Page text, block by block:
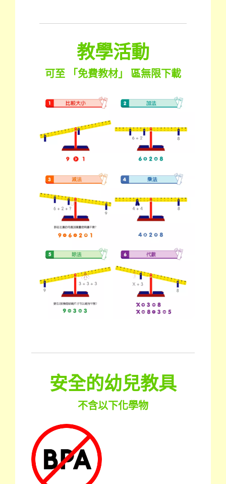
教學活動
可至 「免費教材」 區無限下載
安全的幼兒教具
不含以下化學物